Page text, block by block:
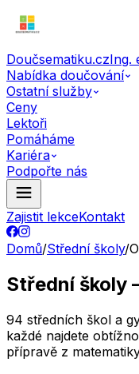
Doučsematiku.czIng.
Nabídka doučování
Ostatní služby
Ceny
Lektoři
Pomáháme
Kariéra
Podpořte nás
Zajistit lekceKontakt
Domů/Střední školy/
Střední školy
94 středních škol a
každé najdete
přípravě z